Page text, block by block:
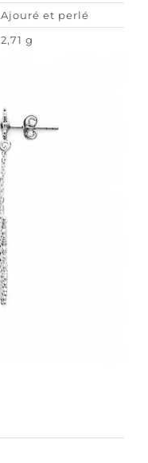
Ajouré et perlé
2,71 g